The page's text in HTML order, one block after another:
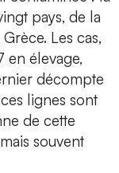
pays, de la
Les cas,
en élevage,
décompte
lignes sont
de cette
souvent